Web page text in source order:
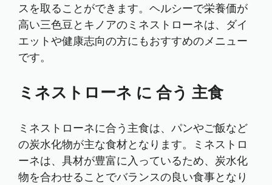
スを取ることができます。ヘルシーで栄養価が
高い三色豆とキノアのミネストローネは、ダイ
エットや健康志向の方にもおすすめのメニュー
です。
ミネストローネ に 合う 主食
ミネストローネに合う主食は、パンやご飯など
の炭水化物が主な食材となります。ミネストロ
ーネは、具材が豊富に入っているため、炭水化
物を合わせることでバランスの良い食事となり